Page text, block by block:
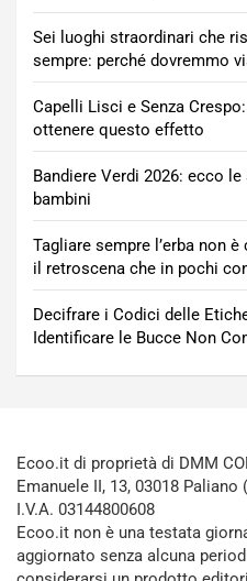
Sei luoghi straordinari che
sempre: perché dovremmo
Capelli Lisci e Senza
ottenere questo effetto
Bandiere Verdi 2026: ecco
bambini
Tagliare sempre l’erba non
il retroscena che in pochi
Decifrare i Codici delle
Identificare le Bucce Non
Ecoo.it di proprietà di DMM
Emanuele II, 13, 03018
I.V.A. 03144800608
Ecoo.it non è una testata
aggiornato senza alcuna